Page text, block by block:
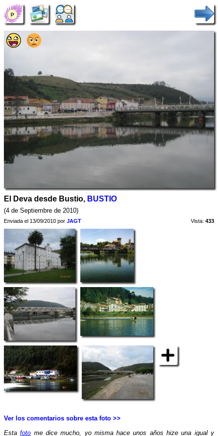
El Deva desde Bustio, BUSTIO
(4 de Septiembre de 2010)
Enviada el 13/09/2010 por JAGT Vista: 433
Ver los comentarios sobre esta foto >>
Estafoto me dice mucho, yo misma hace unos años hize una igual y